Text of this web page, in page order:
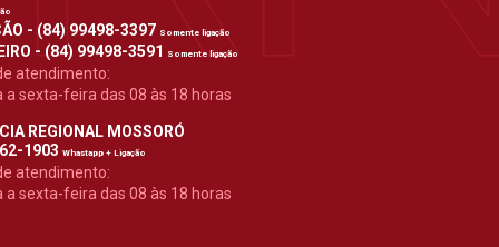
- (84) 99498-3397 Somente ligação
- (84) 99498-3591 Somente ligação
atendimento:
a sexta-feira das 08 às 18 horas
REGIONAL MOSSORÓ
1903 Whastapp + Ligação
atendimento:
a sexta-feira das 08 às 18 horas